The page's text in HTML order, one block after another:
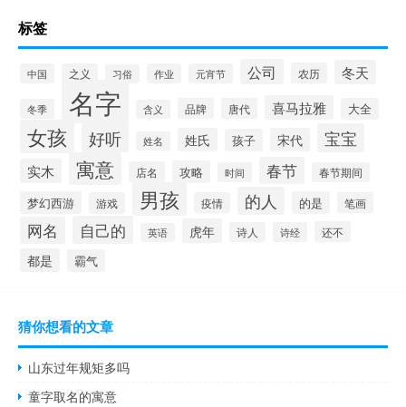
标签
中国 之义 习俗 作业 元宵节 公司 农历 冬天
冬季 名字 含义 品牌 唐代 喜马拉雅 大全
女孩 好听 姓名 姓氏 孩子 宋代 宝宝
实木 寓意 店名 攻略 时间 春节 春节期间
梦幻西游 游戏 男孩 疫情 的人 的是 笔画
网名 自己的 英语 虎年 诗人 诗经 还不
都是 霸气
猜你想看的文章
山东过年规矩多吗
童字取名的寓意